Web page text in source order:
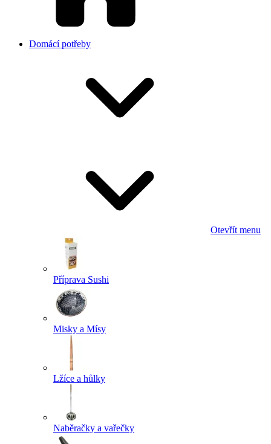
Domácí potřeby
Otevřít menu
Příprava Sushi
Misky a Mísy
Lžíce a hůlky
Naběračky a vařečky